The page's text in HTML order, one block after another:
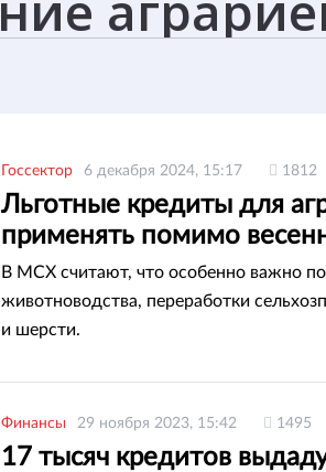
Госсектор 6 декабря 2024, 15:17 1812
Льготные кредиты для
применять помимо
В МСХ считают, что особенно важно
животноводства, переработки
и шерсти.
Финансы 29 ноября 2023, 15:42 1495
17 тысяч кредитов